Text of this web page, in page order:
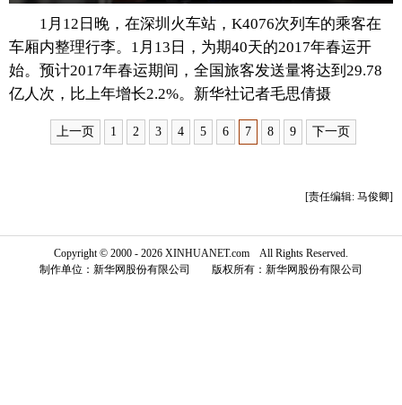
富媒体 摄影 新华广播
新华电视中文 新华电视英文 返回PC
1月12日晚，在深圳火车站，K4076次列车的乘客在
车厢内整理行李。1月13日，为期40天的2017年春运开
始。预计2017年春运期间，全国旅客发送量将达到29.78
亿人次，比上年增长2.2%。新华社记者毛思倩摄
上一页 1 2 3 4 5 6 7 8 9 下一页
[责任编辑: 马俊卿]
Copyright © 2000 - 2026 XINHUANET.com All Rights Reserved.
制作单位：新华网股份有限公司 版权所有：新华网股份有限公司